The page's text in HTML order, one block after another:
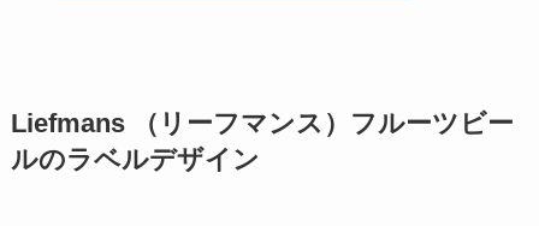
Liefmans （リーフマンス）フルーツビー
ルのラベルデザイン